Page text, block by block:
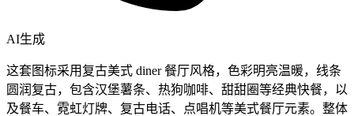
AI生成
这套图标采用复古美式 diner 餐厅风格，色彩明亮温暖，线条
圆润复古，包含汉堡薯条、热狗咖啡、甜甜圈等经典快餐，以
及餐车、霓虹灯牌、复古电话、点唱机等美式餐厅元素。整体